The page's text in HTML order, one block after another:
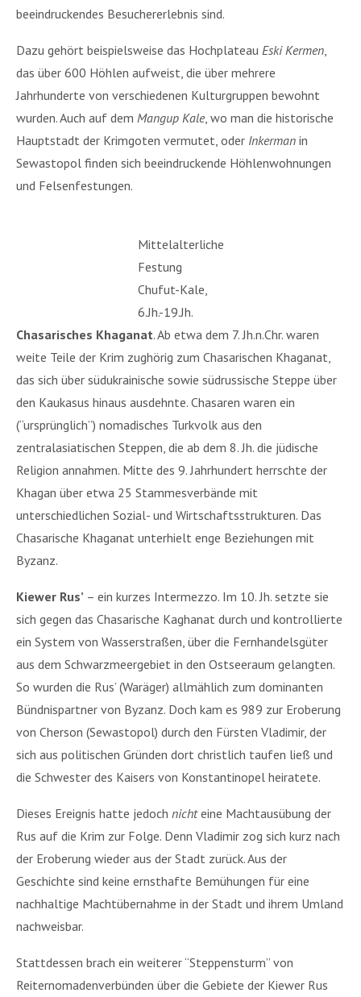
beeindruckendes Besuchererlebnis sind.
Dazu gehört beispielsweise das Hochplateau Eski Kermen
das über 600 Höhlen aufweist, die über mehrere
Jahrhunderte von verschiedenen Kulturgruppen bewohnt
wurden. Auch auf dem Mangup Kale, wo man die historische
Hauptstadt der Krimgoten vermutet, oder Inkerman in
Sewastopol finden sich beeindruckende Höhlenwohnungen
und Felsenfestungen.
Mittelalterliche
Festung
Chufut-Kale,
6.Jh.-19.Jh.
Chasarisches Khaganat. Ab etwa dem 7. Jh.n.Chr. waren
weite Teile der Krim zughörig zum Chasarischen Khaganat,
das sich über südukrainische sowie südrussische Steppe über
den Kaukasus hinaus ausdehnte. Chasaren waren ein
(“ursprünglich”) nomadisches Turkvolk aus den
zentralasiatischen Steppen, die ab dem 8. Jh. die jüdische
Religion annahmen. Mitte des 9. Jahrhundert herrschte der
Khagan über etwa 25 Stammesverbände mit
unterschiedlichen Sozial- und Wirtschaftsstrukturen. Das
Chasarische Khaganat unterhielt enge Beziehungen mit
Byzanz.
Kiewer Rus’ – ein kurzes Intermezzo. Im 10. Jh. setzte sie
sich gegen das Chasarische Kaghanat durch und kontrollierte
ein System von Wasserstraßen, über die Fernhandelsgüter
aus dem Schwarzmeergebiet in den Ostseeraum gelangten.
So wurden die Rus’ (Waräger) allmählich zum dominanten
Bündnispartner von Byzanz. Doch kam es 989 zur Eroberung
von Cherson (Sewastopol) durch den Fürsten Vladimir, der
sich aus politischen Gründen dort christlich taufen ließ und
die Schwester des Kaisers von Konstantinopel heiratete.
Dieses Ereignis hatte jedoch nichteine Machtausübung der
Rus auf die Krim zur Folge. Denn Vladimir zog sich kurz nach
der Eroberung wieder aus der Stadt zurück. Aus der
Geschichte sind keine ernsthafte Bemühungen für eine
nachhaltige Machtübernahme in der Stadt und ihrem Umland
nachweisbar.
Stattdessen brach ein weiterer “Steppensturm” von
Reiternomadenverbünden über die Gebiete der Kiewer Rus